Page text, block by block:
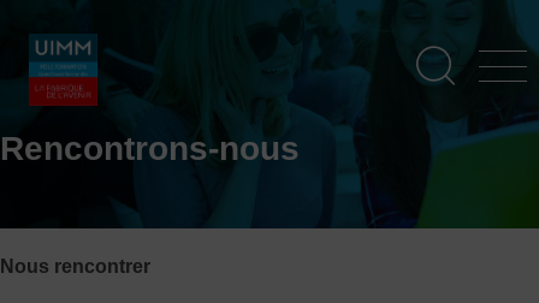
contenu
principal
Rencontrons-nous
Nous rencontrer